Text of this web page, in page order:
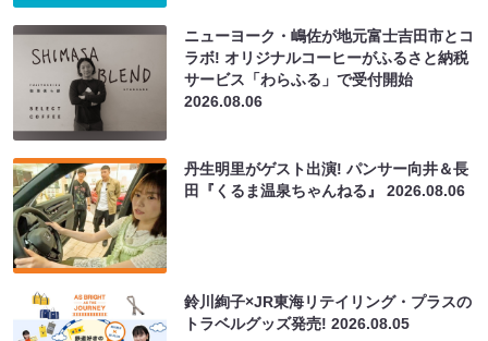
ニューヨーク・嶋佐が地元富士吉田市とコ
ラボ! オリジナルコーヒーがふるさと納税
サービス「わらふる」で受付開始
2026.08.06
丹生明里がゲスト出演! パンサー向井＆長
田『くるま温泉ちゃんねる』2026.08.06
鈴川絢子×JR東海リテイリング・プラスの
トラベルグッズ発売!2026.08.05